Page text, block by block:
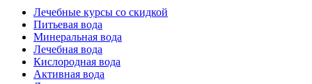
Лечебные курсы со скидкой
Питьевая вода
Минеральная вода
Лечебная вода
Кислородная вода
Активная вода